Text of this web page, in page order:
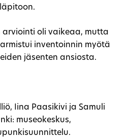
arviointi oli vaikeaa, mutta
inventoinnin myötä
jäsenten ansiosta.
Iina Paasikivi ja Samuli
museokeskus,